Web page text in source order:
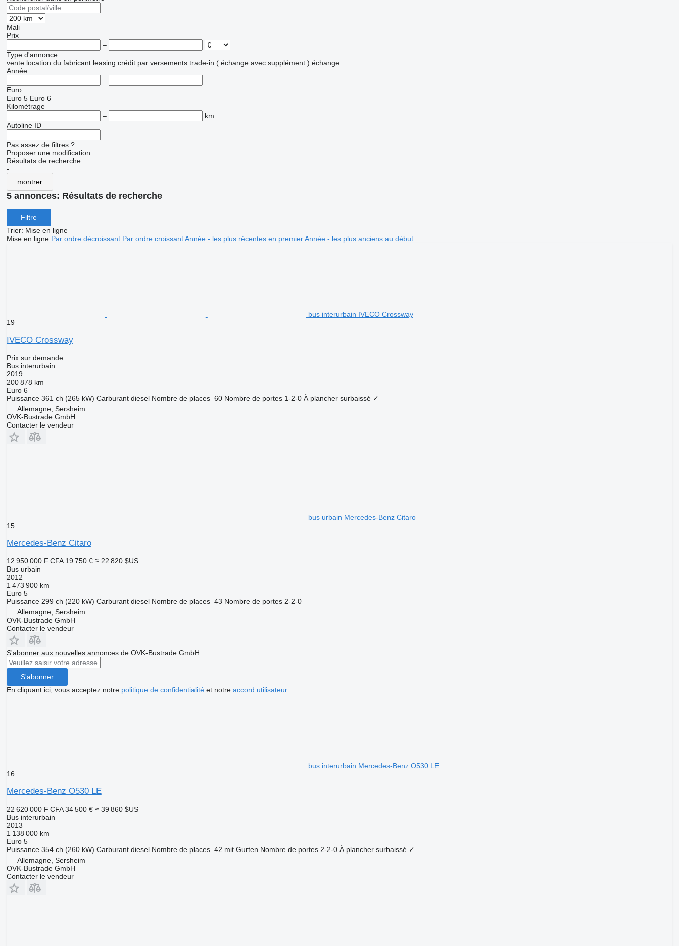
Mali
Prix
–
Type d'annonce
vente location du fabricant leasing crédit par versements trade-in ( échange avec supplément ) échange
Année
–
Euro
Euro 5 Euro 6
Kilométrage
–
km
Autoline ID
Pas assez de filtres ?
Proposer une modification
Résultats de recherche:
-
montrer
5 annonces: Résultats de recherche
Filtre
Trier: Mise en ligne
Mise en ligne Par ordre décroissant Par ordre croissant Année - les plus récentes en premier Année - les plus anciens au début
bus interurbain IVECO Crossway
19
IVECO Crossway
Prix sur demande
Bus interurbain
2019
200 878 km
Euro 6
Puissance 361 ch (265 kW) Carburant diesel Nombre de places 60 Nombre de portes 1-2-0 À plancher surbaissé ✓
Allemagne, Sersheim
OVK-Bustrade GmbH
Contacter le vendeur
bus urbain Mercedes-Benz Citaro
15
Mercedes-Benz Citaro
12 950 000 F CFA 19 750 € ≈ 22 820 $US
Bus urbain
2012
1 473 900 km
Euro 5
Puissance 299 ch (220 kW) Carburant diesel Nombre de places 43 Nombre de portes 2-2-0
Allemagne, Sersheim
OVK-Bustrade GmbH
Contacter le vendeur
S'abonner aux nouvelles annonces de OVK-Bustrade GmbH
S'abonner
En cliquant ici, vous acceptez notre politique de confidentialitéet notre accord utilisateur.
bus interurbain Mercedes-Benz O530 LE
16
Mercedes-Benz O530 LE
22 620 000 F CFA 34 500 € ≈ 39 860 $US
Bus interurbain
2013
1 138 000 km
Euro 5
Puissance 354 ch (260 kW) Carburant diesel Nombre de places 42 mit Gurten Nombre de portes 2-2-0 À plancher surbaissé ✓
Allemagne, Sersheim
OVK-Bustrade GmbH
Contacter le vendeur